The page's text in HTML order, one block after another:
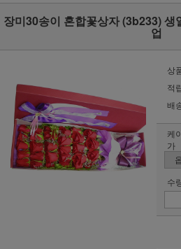
장미30송이 혼합꽃상자 (3b233) 생
업
상
적
배
케
가
수